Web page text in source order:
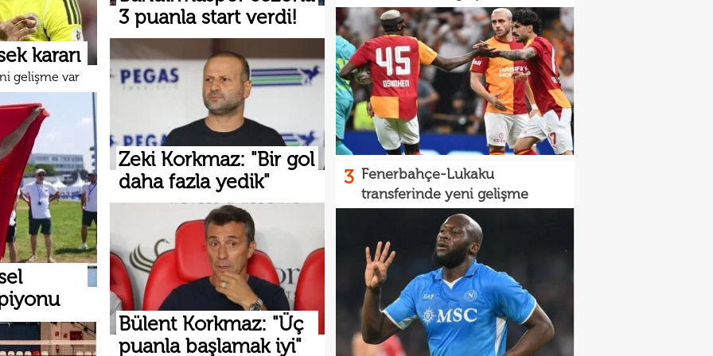
kararı
gelişme var
3 puanla start verdi!
Zeki Korkmaz: "Bir gol
daha fazla yedik"
Bülent Korkmaz: "Üç
puanla başlamak iyi"
3 Fenerbahçe-Lukaku
transferinde yeni gelişme